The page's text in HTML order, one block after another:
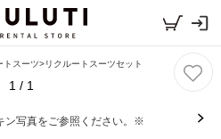
トスーツ>リクルートスーツセット
1 / 1
ン写真をご参照ください。※